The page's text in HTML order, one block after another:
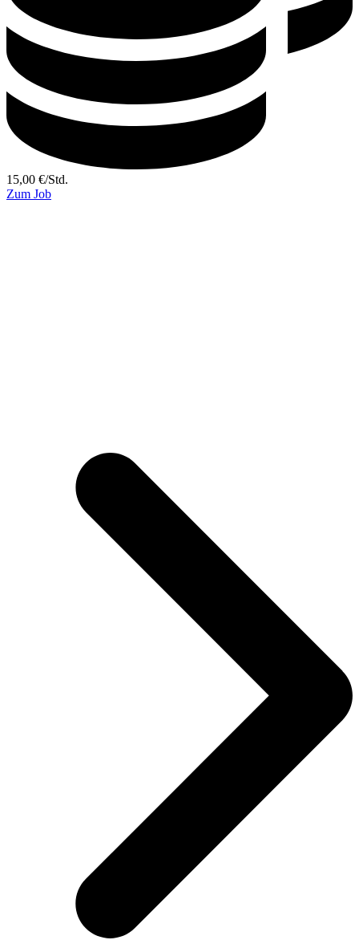
15,00 €/Std.
Zum Job